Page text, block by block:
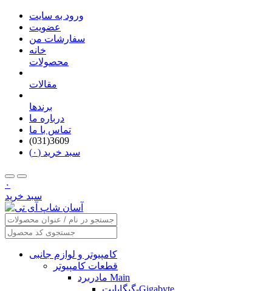
ورود به سایت
عضویت
سفارشات من
خانه
محصولات
مقالات
برندها
درباره ما
تماس با ما
(031)3609
سبد خرید (۰)
۰
سبد خرید
کامپیوتر و لوازم جانبی
قطعات کامپیوتر
مادربرد Main
گیگابایت-Gigabyte